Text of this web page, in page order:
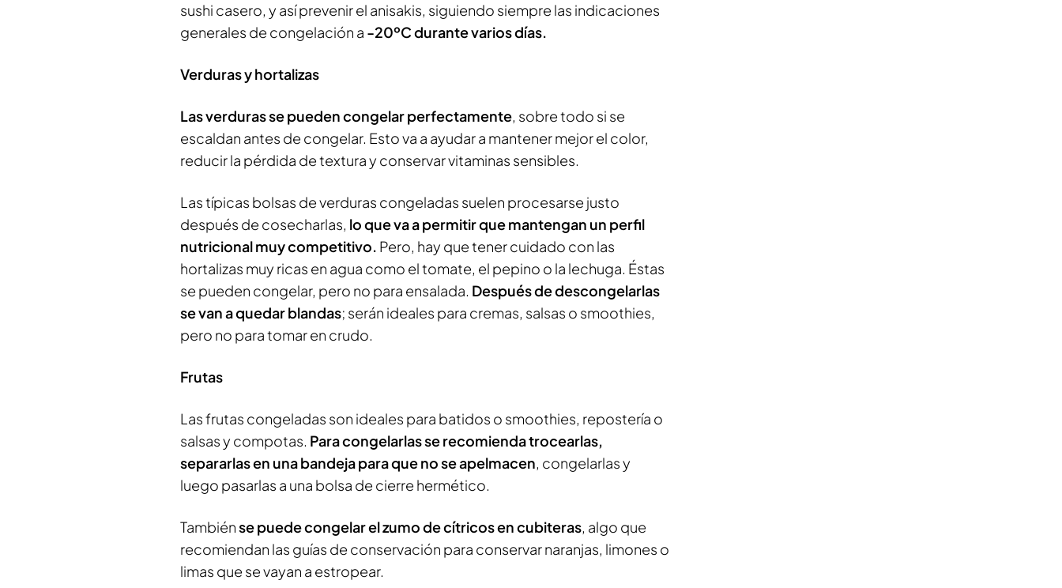
sushi casero, y así prevenir el anisakis, siguiendo siempre las indicaciones
generales de congelación a -20ºC durante varios días.
Verduras y hortalizas
Las verduras se pueden congelar perfectamente, sobre todo si se
escaldan antes de congelar. Esto va a ayudar a mantener mejor el color,
reducir la pérdida de textura y conservar vitaminas sensibles.
Las típicas bolsas de verduras congeladas suelen procesarse justo
después de cosecharlas, lo que va a permitir que mantengan un perfil
nutricional muy competitivo. Pero, hay que tener cuidado con las
hortalizas muy ricas en agua como el tomate, el pepino o la lechuga. Éstas
se pueden congelar, pero no para ensalada. Después de descongelarlas
se van a quedar blandas; serán ideales para cremas, salsas o smoothies,
pero no para tomar en crudo.
Frutas
Las frutas congeladas son ideales para batidos o smoothies, repostería o
salsas y compotas. Para congelarlas se recomienda trocearlas,
separarlas en una bandeja para que no se apelmacen, congelarlas y
luego pasarlas a una bolsa de cierre hermético.
Tambiénse puede congelar el zumo de cítricos en cubiteras, algo que
recomiendan las guías de conservación para conservar naranjas, limones o
limas que se vayan a estropear.